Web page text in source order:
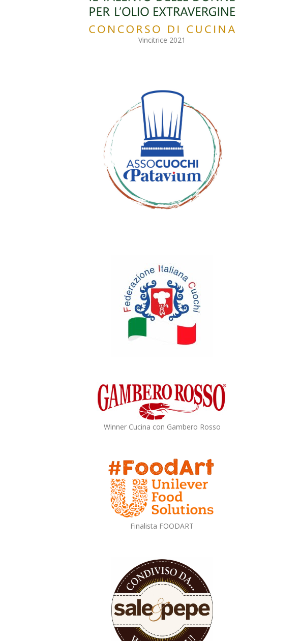
Vincitrice 2021
Winner Cucina con Gambero Rosso
Finalista FOODART